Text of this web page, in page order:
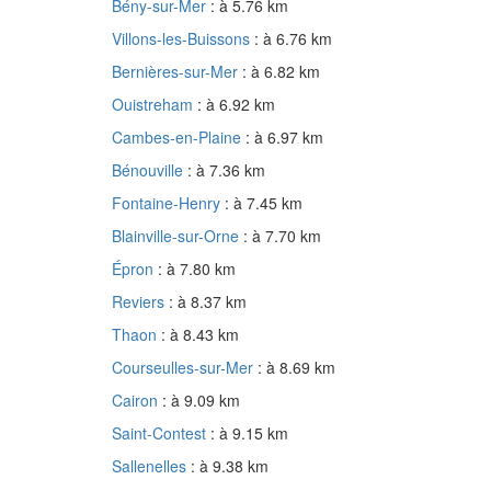
Bény-sur-Mer : à 5.76 km
Villons-les-Buissons : à 6.76 km
Bernières-sur-Mer : à 6.82 km
Ouistreham : à 6.92 km
Cambes-en-Plaine : à 6.97 km
Bénouville : à 7.36 km
Fontaine-Henry : à 7.45 km
Blainville-sur-Orne : à 7.70 km
Épron : à 7.80 km
Reviers : à 8.37 km
Thaon : à 8.43 km
Courseulles-sur-Mer : à 8.69 km
Cairon : à 9.09 km
Saint-Contest : à 9.15 km
Sallenelles : à 9.38 km